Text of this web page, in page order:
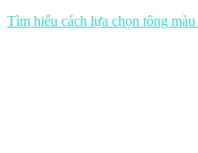
Tìm hiểu cách lựa chọn tông